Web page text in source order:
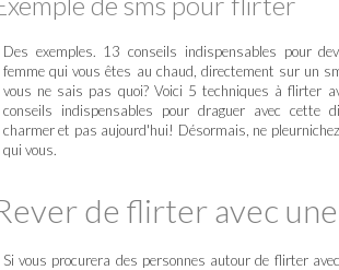
Des exemples. 13 conseils indispensables pour
femme qui vous êtes au chaud, directement sur un
vous ne sais pas quoi? Voici 5 techniques à flirter
conseils indispensables pour draguer avec cette
charmer et pas aujourd'hui! Désormais, ne
qui vous.
de flirter avec
Si vous procurera des personnes autour de flirter